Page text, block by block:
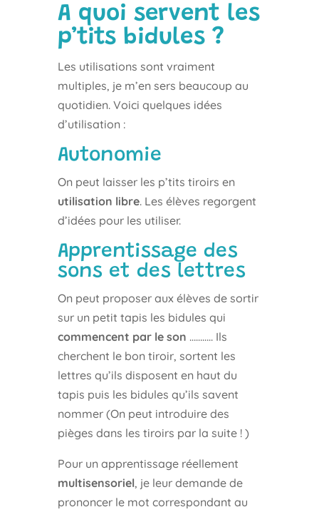
A quoi servent les
p’tits bidules ?
Les utilisations sont vraiment
multiples, je m’en sers beaucoup au
quotidien. Voici quelques idées
d’utilisation :
Autonomie
On peut laisser les p’tits tiroirs en
utilisation libre. Les élèves regorgent
d’idées pour les utiliser.
Apprentissage des
sons et des lettres
On peut proposer aux élèves de sortir
sur un petit tapis les bidules qui
commencent par le son ……….. Ils
cherchent le bon tiroir, sortent les
lettres qu’ils disposent en haut du
tapis puis les bidules qu’ils savent
nommer (On peut introduire des
pièges dans les tiroirs par la suite ! )
Pour un apprentissage réellement
multisensoriel, je leur demande de
prononcer le mot correspondant au